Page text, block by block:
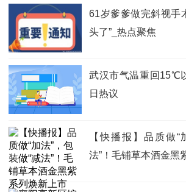
61岁爹爹做完斜视手
头了”_热点聚焦
武汉市气温重回15℃
日热议
【快播报】品质做“
法”！毛铺草本酒金黑